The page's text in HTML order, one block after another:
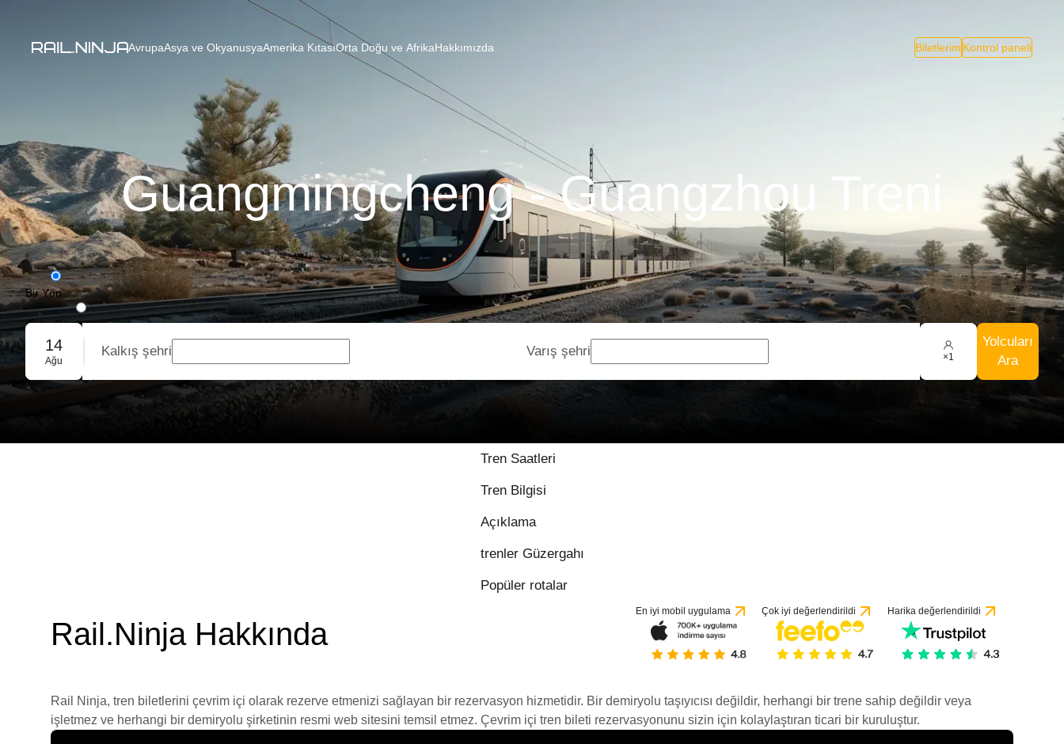
AvrupaAsya ve OkyanusyaAmerika KıtasıOrta Doğu ve AfrikaHakkımızda Biletlerim Kontrol paneli
Guangmingcheng - Guangzhou Treni
Bir Yön
Gidiş-Dönüş
Grup Rezervasyonu
14
Ağu
Kalkış şehri Varış şehri ×1
Yolcuları
Ara
Tren Saatleri
Tren Bilgisi
Açıklama
trenler Güzergahı
Popüler rotalar
Rail.Ninja Hakkında
En iyi mobil uygulama Çok iyi değerlendirildi Harika değerlendirildi
Rail Ninja, tren biletlerini çevrim içi olarak rezerve etmenizi sağlayan bir rezervasyon hizmetidir. Bir demiryolu taşıyıcısı değildir, herhangi bir trene sahip değildir veya
işletmez ve herhangi bir demiryolu şirketinin resmi web sitesini temsil etmez. Çevrim içi tren bileti rezervasyonunu sizin için kolaylaştıran ticari bir kuruluştur.